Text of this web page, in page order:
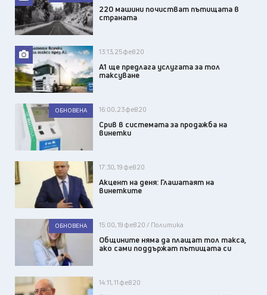
220 машини почистват пътищата в
страната
13:13, 25 фев 20
A1 ще предлага услугата за тол
таксуване
ОБНОВЕНА 16:00, 23 фев 20
Срив в системата за продажба на
винетки
17:30, 19 фев 20
Акцент на деня: Глашатаят на
винетките
ОБНОВЕНА 15:00, 19 фев 20 / Политика
Общините няма да плащат тол такса,
ако сами поддържат пътищата си
14:11, 11 фев 20